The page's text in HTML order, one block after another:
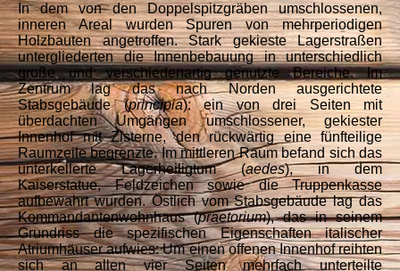
In dem von den Doppelspitzgräben umschlossenen,
inneren Areal wurden Spuren von mehrperiodigen
Holzbauten angetroffen. Stark gekieste Lagerstraßen
untergliederten die Innenbebauung in unterschiedlich
große und verschiedenartig genutzte Bereiche. Im
Zentrum lag das nach Norden ausgerichtete
Stabsgebäude (principia): ein von drei Seiten mit
überdachten Umgängen umschlossener, gekiester
Innenhof mit Zisterne, den rückwärtig eine fünfteilige
Raumzeile begrenzte. Im mittleren Raum befand sich das
unterkellerte Lagerheiligtum (aedes), in dem
Kaiserstatue, Feldzeichen sowie die Truppenkasse
aufbewahrt wurden. Östlich vom Stabsgebäude lag das
Kommandantenwohnhaus (praetorium), das in seinem
Grundriss die spezifischen Eigenschaften italischer
Atriumhäuser aufwies: Um einen offenen Innenhof reihten
sich an allen vier Seiten mehrfach unterteilte